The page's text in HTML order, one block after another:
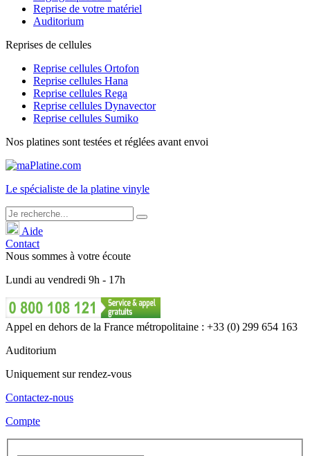
Reprise de votre matériel
Auditorium
Reprises de cellules
Reprise cellules Ortofon
Reprise cellules Hana
Reprise cellules Rega
Reprise cellules Dynavector
Reprise cellules Sumiko
Nos platines sont testées et réglées avant envoi
Le spécialiste de la platine vinyle
Aide
Contact
Nous sommes à votre écoute
Lundi au vendredi 9h - 17h
Appel en dehors de la France métropolitaine : +33 (0) 299 654 163
Auditorium
Uniquement sur rendez-vous
Contactez-nous
Compte